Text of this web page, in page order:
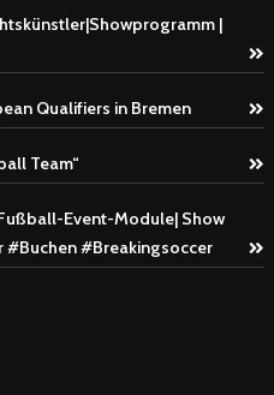
|
Qualifiers in Bremen
Team“
Event-Module| Show
#Breakingsoccer